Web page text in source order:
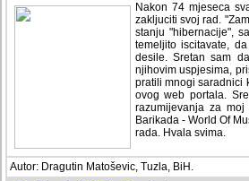
Nakon 74 mjeseca
zakljuciti svoj rad.
stanju "hibernacije",
temeljito iscitavate, da
Sretan sam da sam
uspjesima,
mnogi saradnici koji
web portala. Sretan
razumijevanja za
Barikada - World Of
rada. Hvala svima.
Autor: Dragutin Matoševic, Tuzla, BiH.